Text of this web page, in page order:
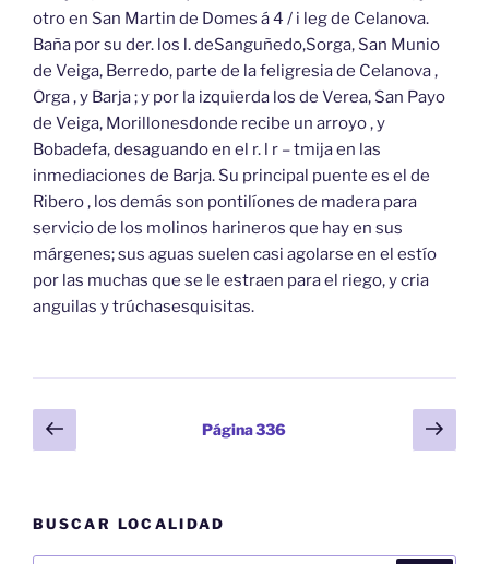
otro en San Martin de Domes á 4 / i leg de Celanova.
Baña por su der. los l. deSanguñedo,Sorga, San Munio
de Veiga, Berredo, parte de la feligresia de Celanova ,
Orga , y Barja ; y por la izquierda los de Verea, San Payo
de Veiga, Morillonesdonde recibe un arroyo , y
Bobadefa, desaguando en el r. l r – tmija en las
inmediaciones de Barja. Su principal puente es el de
Ribero , los demás son pontilíones de madera para
servicio de los molinos harineros que hay en sus
márgenes; sus aguas suelen casi agolarse en el estío
por las muchas que se le estraen para el riego, y cria
anguilas y trúchasesquisitas.
Paginación
de
Página
anterior
Página336
BUSCAR LOCALIDAD